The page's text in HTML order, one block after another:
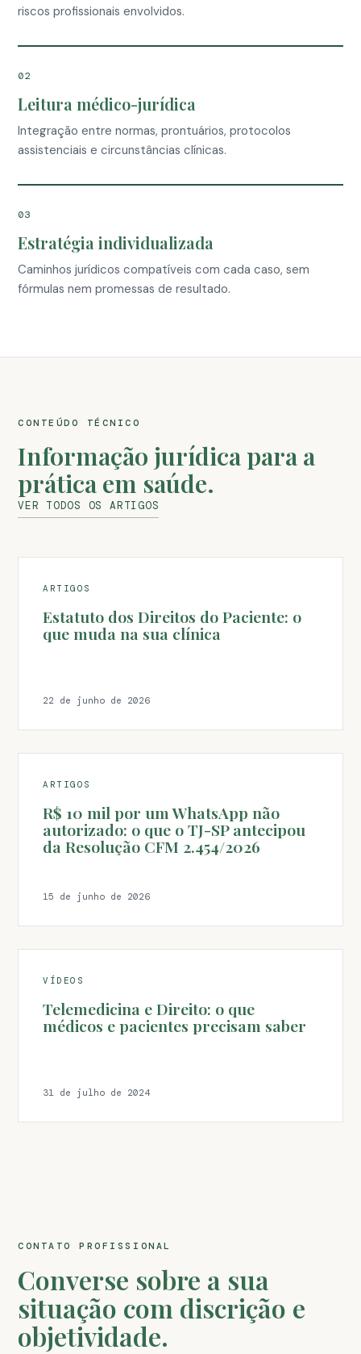
riscos profissionais envolvidos.
02
Leitura médico-jurídica
Integração entre normas, prontuários, protocolos
assistenciais e circunstâncias clínicas.
03
Estratégia individualizada
Caminhos jurídicos compatíveis com cada caso, sem
fórmulas nem promessas de resultado.
CONTEÚDO TÉCNICO
Informação jurídica para a
prática em saúde.
VER TODOS OS ARTIGOS
ARTIGOS
Estatuto dos Direitos do Paciente: o
que muda na sua clínica
22 de junho de 2026
ARTIGOS
R$ 10 mil por um WhatsApp não
autorizado: o que o TJ-SP antecipou
da Resolução CFM 2.454/2026
15 de junho de 2026
VÍDEOS
Telemedicina e Direito: o que
médicos e pacientes precisam saber
31 de julho de 2024
CONTATO PROFISSIONAL
Converse sobre a sua
situação com discrição e
objetividade.